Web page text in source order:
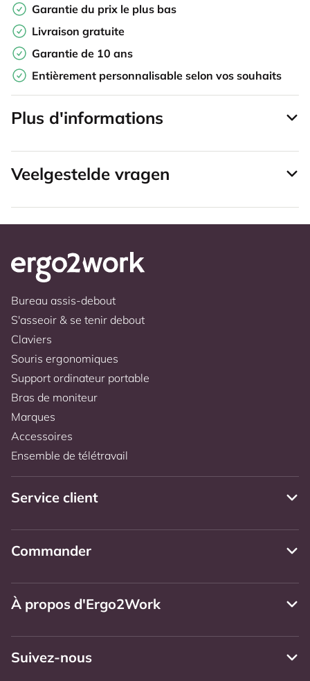
Garantie du prix le plus bas
Livraison gratuite
Garantie de 10 ans
Entièrement personnalisable selon vos souhaits
Plus d'informations
Veelgestelde vragen
Bureau assis-debout
S'asseoir & se tenir debout
Claviers
Souris ergonomiques
Support ordinateur portable
Bras de moniteur
Marques
Accessoires
Ensemble de télétravail
Service client
Commander
À propos d'Ergo2Work
Suivez-nous